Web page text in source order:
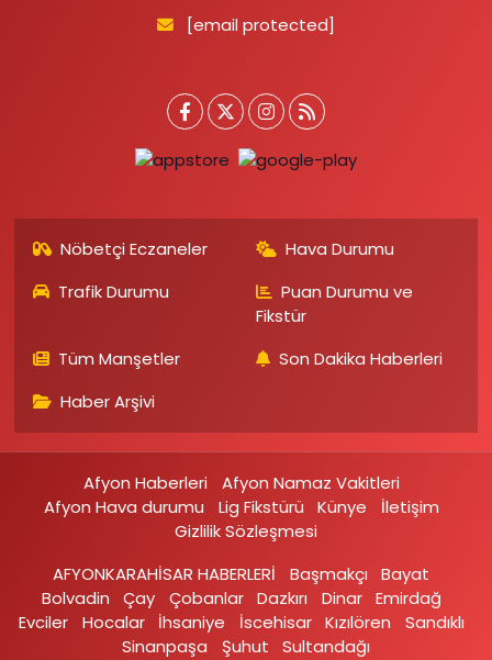
[email protected]
Nöbetçi Eczaneler
Hava Durumu
Trafik Durumu
Puan Durumu ve
Fikstür
Tüm Manşetler
Son Dakika Haberleri
Haber Arşivi
Afyon Haberleri
Afyon Namaz Vakitleri
Afyon Hava durumu
Lig Fikstürü Künye
İletişim
Gizlilik Sözleşmesi
AFYONKARAHİSAR HABERLERİ
Başmakçı
Bayat
Bolvadin
Çay Çobanlar Dazkırı Dinar Emirdağ‎
Evciler‎
Hocalar İhsaniye‎ İscehisar Kızılören‎
Sandıklı‎
Sinanpaşa
Şuhut Sultandağı